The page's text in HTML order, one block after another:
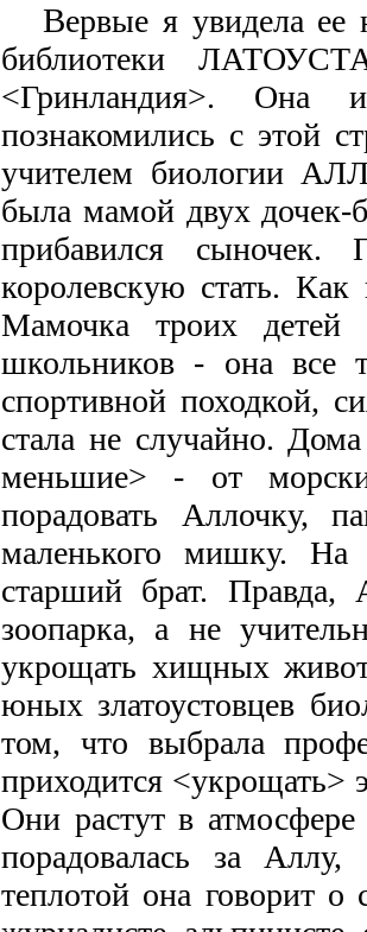
Вервые я увидела ее
библиотеки
<Гринландия>. Она
познакомились с этой
учителем биологии
была мамой двух дочек-
прибавился
королевскую стать. Как
Мамочка троих
школьников - она все
спортивной походкой,
стала не случайно.
меньшие> - от
порадовать Аллочку,
маленького мишку. На
старший брат. Правда,
зоопарка, а не
укрощать хищных
юных златоустовцев
том, что выбрала
приходится
Они растут в
порадовалась за
теплотой она говорит